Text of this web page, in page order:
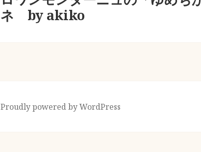
の
ネ by akiko
Proudly powered by WordPress